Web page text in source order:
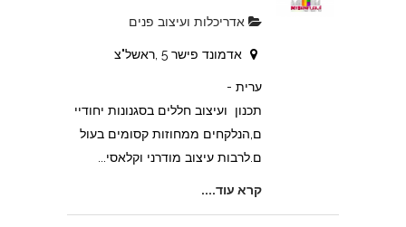
אדריכלות ועיצוב פנים
אדמונד פישר 5 ,ראשל"צ
ערית -
תכנון ועיצוב חללים בסגנונות יחודיי
ם,הנלקחים ממחוזות קסומים בעול
ם.לרבות עיצוב מודרני וקלאסי...
קרא עוד....